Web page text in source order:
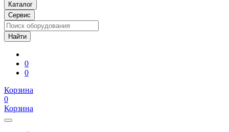
Каталог
Сервис
0
0
Корзина
0
Корзина